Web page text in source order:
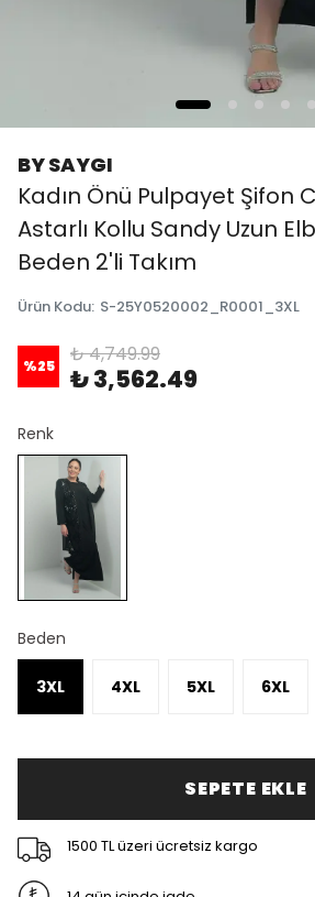
BY SAYGI
Kadın Önü Pulpayet Şifon
Astarlı Kollu Sandy Uzun
Beden 2'li Takım
Ürün Kodu: S-25Y0520002_R0001_3XL
%25 ₺ 4,749.99
₺ 3,562.49
Renk
Beden
3XL 4XL 5XL 6XL
SEPETE EKLE
1500 TL üzeri ücretsiz kargo